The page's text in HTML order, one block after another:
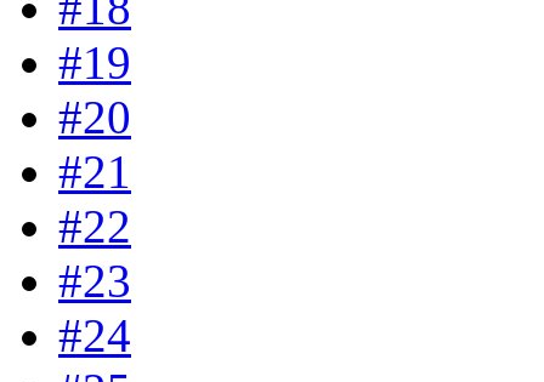
#19
#20
#21
#22
#23
#24